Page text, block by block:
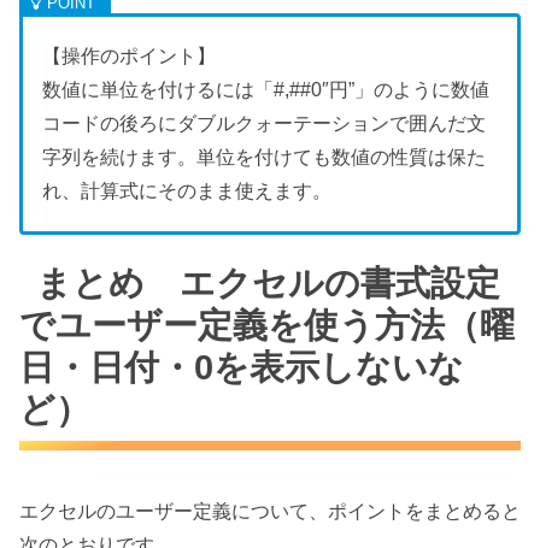
【操作のポイント】
数値に単位を付けるには「#,##0″円”」のように数値
コードの後ろにダブルクォーテーションで囲んだ文
字列を続けます。単位を付けても数値の性質は保た
れ、計算式にそのまま使えます。
まとめ エクセルの書式設定
でユーザー定義を使う方法（曜
日・日付・0を表示しないな
ど）
エクセルのユーザー定義について、ポイントをまとめると